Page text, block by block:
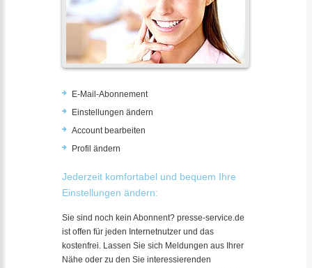
E-Mail-Abonnement
Einstellungen ändern
Account bearbeiten
Profil ändern
Jederzeit komfortabel und bequem Ihre
Einstellungen ändern:
Sie sind noch kein Abonnent? presse-service.de
ist offen für jeden Internetnutzer und das
kostenfrei. Lassen Sie sich Meldungen aus Ihrer
Nähe oder zu den Sie interessierenden